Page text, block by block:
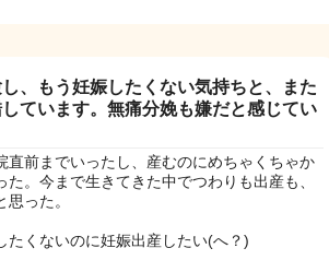
、もう妊娠したくない気持ちと、また
ています。無痛分娩も嫌だと感じてい
直前までいったし、産むのにめちゃくちゃか
。今まで生きてきた中でつわりも出産も、
った。
たくないのに妊娠出産したい(へ？)